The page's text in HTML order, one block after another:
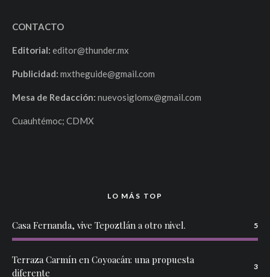
CONTACTO
Editorial: editor@thunder.mx
Publicidad: mxtheguide@gmail.com
Mesa de Redacción: nuevosiglomx@gmail.com
Cuauhtémoc; CDMX
LO MÁS TOP
Casa Fernanda, vive Tepoztlán a otro nivel. 5
Terraza Carmín en Coyoacán: una propuesta
diferente
3